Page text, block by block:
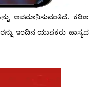
ಅವಮಾನಿಸುವಂತಿದೆ. ಕಠಿಣ
ಇಂದಿನ ಯುವಕರು ಹಾಸ್ಯದ